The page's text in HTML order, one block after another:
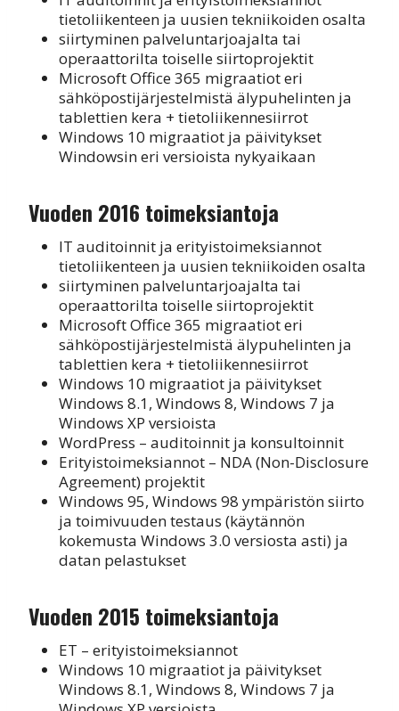
tietoliikenteen ja uusien tekniikoiden osalta
siirtyminen palveluntarjoajalta tai
operaattorilta toiselle siirtoprojektit
Microsoft Office 365 migraatiot eri
sähköpostijärjestelmistä älypuhelinten ja
tablettien kera + tietoliikennesiirrot
Windows 10 migraatiot ja päivitykset
Windowsin eri versioista nykyaikaan
Vuoden 2016 toimeksiantoja
IT auditoinnit ja erityistoimeksiannot
tietoliikenteen ja uusien tekniikoiden osalta
siirtyminen palveluntarjoajalta tai
operaattorilta toiselle siirtoprojektit
Microsoft Office 365 migraatiot eri
sähköpostijärjestelmistä älypuhelinten ja
tablettien kera + tietoliikennesiirrot
Windows 10 migraatiot ja päivitykset
Windows 8.1, Windows 8, Windows 7 ja
Windows XP versioista
WordPress – auditoinnit ja konsultoinnit
Erityistoimeksiannot – NDA (Non-Disclosure
Agreement) projektit
Windows 95, Windows 98 ympäristön siirto
ja toimivuuden testaus (käytännön
kokemusta Windows 3.0 versiosta asti) ja
datan pelastukset
Vuoden 2015 toimeksiantoja
ET – erityistoimeksiannot
Windows 10 migraatiot ja päivitykset
Windows 8.1, Windows 8, Windows 7 ja